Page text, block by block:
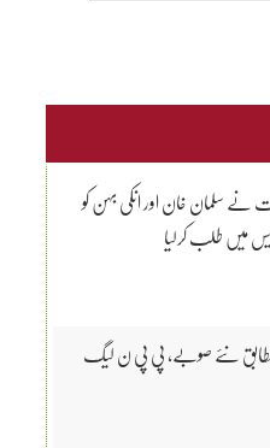
نے سلمان خان اور انکی بہن کو
میں طلب کرلیا
نئے صوبے، پی پی ن لیگ